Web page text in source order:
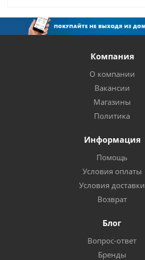
Компания
О компании
Вакансии
Магазины
Политика
Информация
Помощь
Условия оплаты
Условия доставки
Возврат
Блог
Вопрос-ответ
Бренды